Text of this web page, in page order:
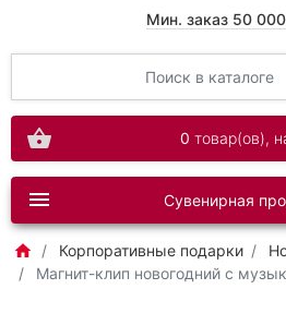
Мин. заказ 50
0 товар(ов),
Сувенирная
Корпоративные подарки
Магнит-клип новогодний с